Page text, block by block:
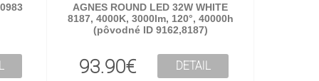
AGNES ROUND LED 32W WHITE
8187, 4000K, 3000lm, 120°, 40000h
(pôvodné ID 9162,8187)
93.90€ DETAIL